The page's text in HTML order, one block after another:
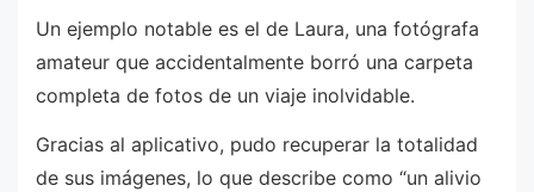
Un ejemplo notable es el de Laura, una fotógrafa
amateur que accidentalmente borró una carpeta
completa de fotos de un viaje inolvidable.
Gracias al aplicativo, pudo recuperar la totalidad
de sus imágenes, lo que describe como “un alivio